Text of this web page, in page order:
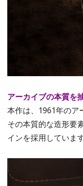
アーカイブの本質を
本作は、1961年のア
その本質的な造形要
インを採用しています